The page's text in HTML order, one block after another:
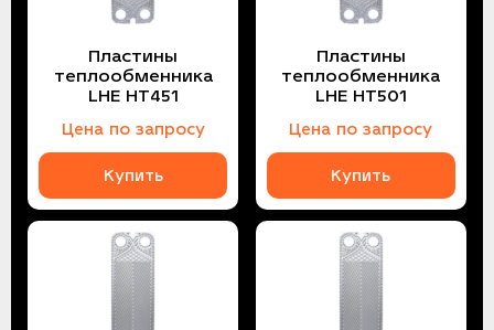
Пластины
теплообменника
LHE HT451
Цена по запросу
Купить
Пластины
теплообменника
LHE HT501
Цена по запросу
Купить